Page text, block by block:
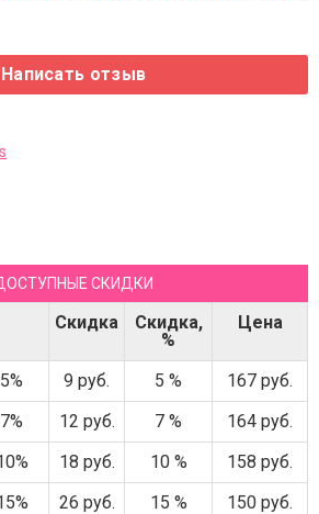
СКИДКИ
Скидка
Скидка,
%
Цена
9 руб. 5 %
167 руб.
12 руб. 7 %
164 руб.
18 руб. 10 %
158 руб.
26 руб. 15 %
150 руб.